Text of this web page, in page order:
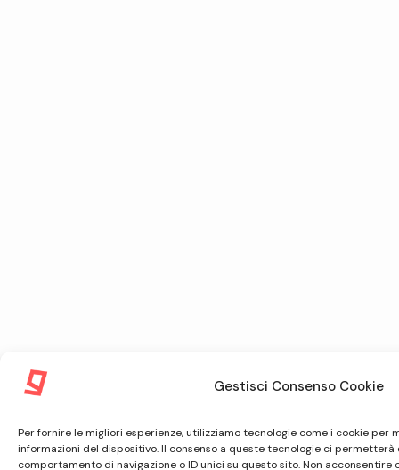
Gestisci Consenso Cookie
Per fornire le migliori esperienze, utilizziamo tecnologie come i cookie per
informazioni del dispositivo. Il consenso a queste tecnologie ci
comportamento di navigazione o ID unici su questo sito. Non